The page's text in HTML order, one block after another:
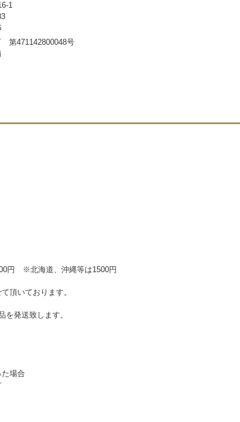
1
第471142800048号
円 ※北海道、沖縄等は1500円
頂いております。
発送致します。
た場合